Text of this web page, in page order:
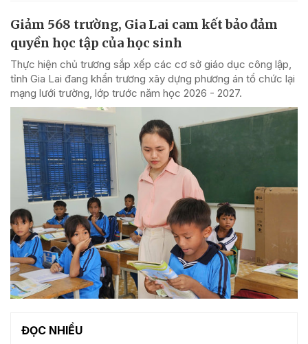
Giảm 568 trường, Gia Lai cam kết bảo đảm
quyền học tập của học sinh
Thực hiện chủ trương sắp xếp các cơ sở giáo dục công lập,
tỉnh Gia Lai đang khẩn trương xây dựng phương án tổ chức lại
mạng lưới trường, lớp trước năm học 2026 - 2027.
ĐỌC NHIỀU